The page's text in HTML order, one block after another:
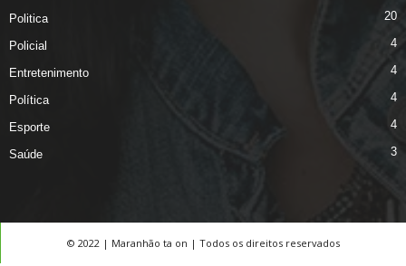
Politica 20
Policial 4
Entretenimento 4
Política 4
Esporte 4
Saúde 3
© 2022 | Maranhão ta on | Todos os direitos reservados